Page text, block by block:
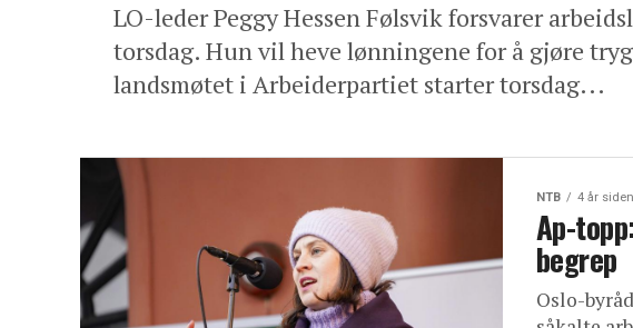
LO-leder Peggy Hessen Følsvik forsvarer
torsdag. Hun vil heve lønningene for å gjøre
landsmøtet i Arbeiderpartiet starter torsdag...
NTB 4 år siden
Ap-
begrep
Oslo-